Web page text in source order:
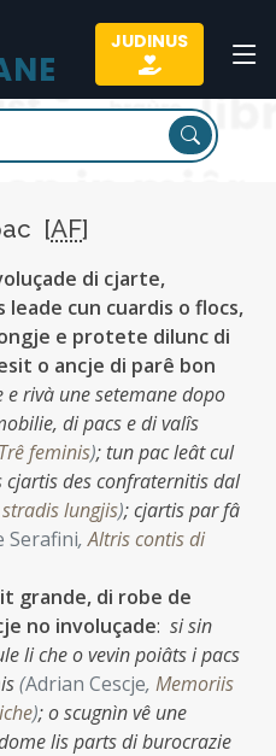
JUDINUS
[AF]
di cjarte,
leade cun cuardis o flocs,
e protete dilunc di
o ancje di parê bon
e rivà une setemane dopo
di pacs e di valîs
Trê feminis); tun pac leât cul
cjartis des confraternitis dal
lungjis);cjartis par fâ
Serafini,Altris contis di
grande, di robe de
no involuçade: si sin
li che o vevin poiâts i pacs
(Adrian Cescje, Memoriis
);o scugnìn vê une
lis parts di burocrazie